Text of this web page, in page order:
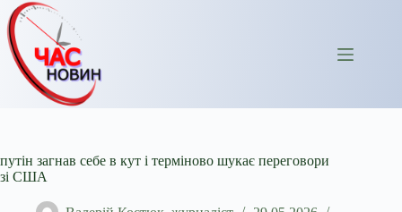
Перейти
до
вмісту
путін загнав себе в кут і терміново шукає переговори
зі США